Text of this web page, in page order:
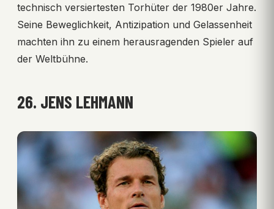
technisch versiertesten Torhüter der 1980er Jahre.
Seine Beweglichkeit, Antizipation und Gelassenheit
machten ihn zu einem herausragenden Spieler auf
der Weltbühne.
26. JENS LEHMANN